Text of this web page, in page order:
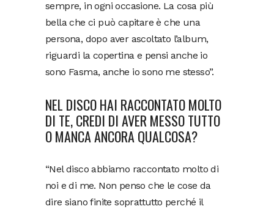
sempre, in ogni occasione. La cosa più
bella che ci può capitare è che una
persona, dopo aver ascoltato l’album,
riguardi la copertina e pensi anche io
sono Fasma, anche io sono me stesso”.
NEL DISCO HAI RACCONTATO MOLTO
DI TE, CREDI DI AVER MESSO TUTTO
O MANCA ANCORA QUALCOSA?
“Nel disco abbiamo raccontato molto di
noi e di me. Non penso che le cose da
dire siano finite soprattutto perché il